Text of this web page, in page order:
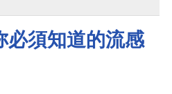
必須知道的流感